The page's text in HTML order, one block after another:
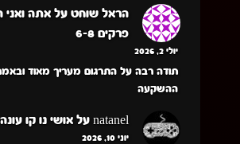
הראל שוחט עלאתה ואני
פרקים 6-8
יולי 2, 2026
תודה רבה על התרגום מעריך מאוד
ההשקעה
natanel עלאושי נו קו עונה 3 פרק
יוני 10, 2026